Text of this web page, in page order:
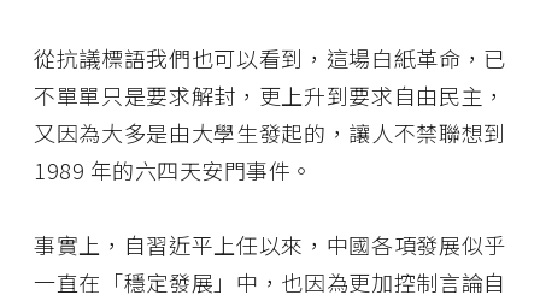
從抗議標語我們也可以看到，這場白紙革命，已
不單單只是要求解封，更上升到要求自由民主，
又因為大多是由大學生發起的，讓人不禁聯想到
1989 年的六四天安門事件。
事實上，自習近平上任以來，中國各項發展似乎
一直在「穩定發展」中，也因為更加控制言論自